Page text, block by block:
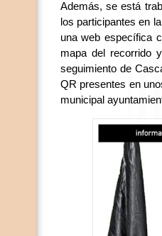
Además, se está
los participantes en
una web específica
mapa del recorrido
seguimiento de
QR presentes en
municipal